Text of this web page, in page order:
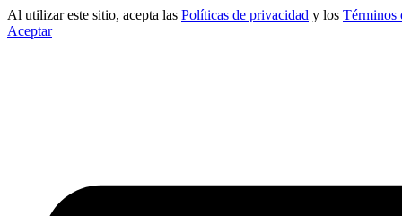
Al utilizar este sitio, acepta las Políticas de privacidad y los Términos
Aceptar